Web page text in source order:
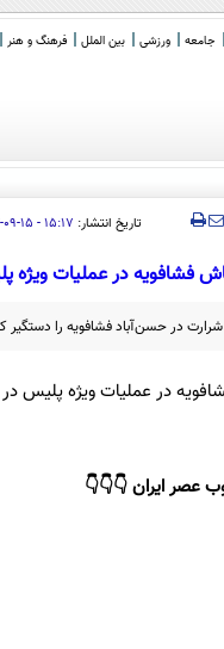
جامعه ورزشی بین الملل فرهنگ و هنر
تاریخ انتشار: ۱۵:۱۷ - ۱۵-۰۹-۱۴۰۴
فشافویه در عملیات ویژه
عصر ایران 👇👇👇